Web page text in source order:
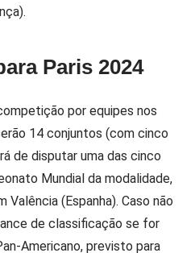
Paris 2024
por equipes nos
14 conjuntos (com cinco
de disputar uma das cinco
Mundial da modalidade,
(Espanha). Caso não
de classificação se for
Americano, previsto para